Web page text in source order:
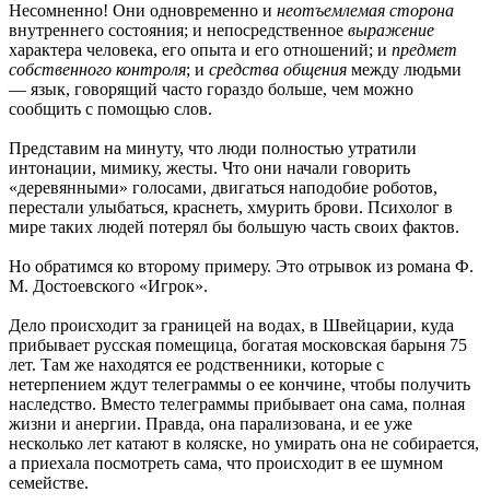
Несомненно! Они одновременно и неотъемлемая сторона
внутреннего состояния; и непосредственное выражение
характера человека, его опыта и его отношений; и предмет
собственного контроля; и средства общения между людьми
— язык, говорящий часто гораздо больше, чем можно
сообщить с помощью слов.
Представим на минуту, что люди полностью утратили
интонации, мимику, жесты. Что они начали говорить
«деревянными» голосами, двигаться наподобие роботов,
перестали улыбаться, краснеть, хмурить брови. Психолог в
мире таких людей потерял бы большую часть своих фактов.
Но обратимся ко второму примеру. Это отрывок из романа Ф.
М. Достоевского «Игрок».
Дело происходит за границей на водах, в Швейцарии, куда
прибывает русская помещица, богатая московская барыня 75
лет. Там же находятся ее родственники, которые с
нетерпением ждут телеграммы о ее кончине, чтобы получить
наследство. Вместо телеграммы прибывает она сама, полная
жизни и анергии. Правда, она парализована, и ее уже
несколько лет катают в коляске, но умирать она не собирается,
а приехала посмотреть сама, что происходит в ее шумном
семействе.